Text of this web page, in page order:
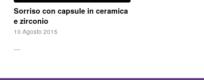
Sorriso con capsule in ceramica
e zirconio
10 Agosto 2015
…